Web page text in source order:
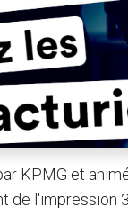
KPMG et
de l'impression